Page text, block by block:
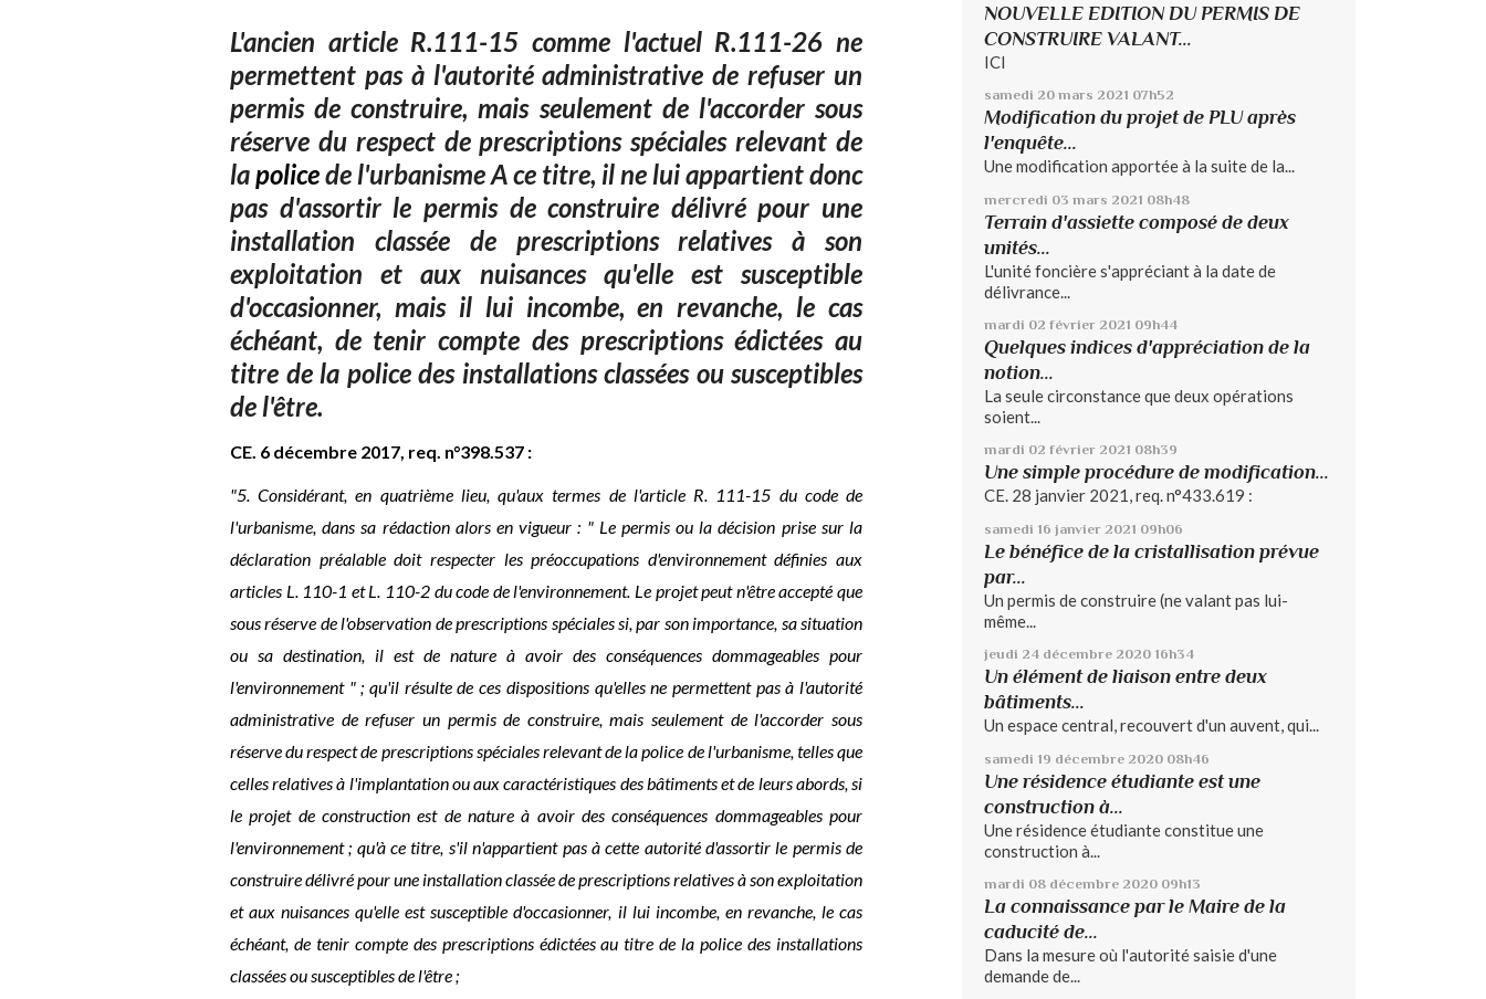
L'ancien article R.111-15 comme l'actuel R.111-26 ne
permettent pas à l'autorité administrative de refuser un
permis de construire, mais seulement de l'accorder sous
réserve du respect de prescriptions spéciales relevant de
lapolicede l'urbanisme A ce titre, il ne lui appartient donc
pas d'assortir le permis de construire délivré pour une
installation classée de prescriptions relatives à son
exploitation et aux nuisances qu'elle est susceptible
d'occasionner, mais il lui incombe, en revanche, le cas
échéant, de tenir compte des prescriptions édictées au
titre de la police des installations classées ou susceptibles
de l'être.
CE. 6 décembre 2017, req. n°398.537 :
"5. Considérant, en quatrième lieu, qu'aux termes de l'article R. 111-15 du code de
l'urbanisme, dans sa rédaction alors en vigueur : " Le permis ou la décision prise sur la
déclaration préalable doit respecter les préoccupations d'environnement définies aux
articles L. 110-1 et L. 110-2 du code de l'environnement. Le projet peut n'être accepté que
sous réserve de l'observation de prescriptions spéciales si, par son importance, sa situation
ou sa destination, il est de nature à avoir des conséquences dommageables pour
l'environnement " ; qu'il résulte de ces dispositions qu'elles ne permettent pas à l'autorité
administrative de refuser un permis de construire, mais seulement de l'accorder sous
réserve du respect de prescriptions spéciales relevant de la police de l'urbanisme, telles que
celles relatives à l'implantation ou aux caractéristiques des bâtiments et de leurs abords, si
le projet de construction est de nature à avoir des conséquences dommageables pour
l'environnement ; qu'à ce titre, s'il n'appartient pas à cette autorité d'assortir le permis de
construire délivré pour une installation classée de prescriptions relatives à son exploitation
et aux nuisances qu'elle est susceptible d'occasionner, il lui incombe, en revanche, le cas
échéant, de tenir compte des prescriptions édictées au titre de la police des installations
classées ou susceptibles de l'être ;
NOUVELLE EDITION DU PERMIS DE
CONSTRUIRE VALANT...
ICI
samedi 20 mars 2021 07h52
Modification du projet de PLU après
l'enquête...
Une modification apportée à la suite de la...
mercredi 03 mars 2021 08h48
Terrain d'assiette composé de deux
unités...
L'unité foncière s'appréciant à la date de
délivrance...
mardi 02 février 2021 09h44
Quelques indices d'appréciation de la
notion...
La seule circonstance que deux opérations
soient...
mardi 02 février 2021 08h39
Une simple procédure de modification...
CE. 28 janvier 2021, req. n°433.619 :
samedi 16 janvier 2021 09h06
Le bénéfice de la cristallisation prévue
par...
Un permis de construire (ne valant pas lui-
même...
jeudi 24 décembre 2020 16h34
Un élément de liaison entre deux
bâtiments...
Un espace central, recouvert d'un auvent, qui...
samedi 19 décembre 2020 08h46
Une résidence étudiante est une
construction à...
Une résidence étudiante constitue une
construction à...
mardi 08 décembre 2020 09h13
La connaissance par le Maire de la
caducité de...
Dans la mesure où l'autorité saisie d'une
demande de...